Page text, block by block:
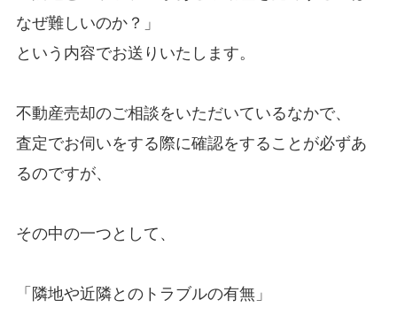
なぜ難しいのか？」
という内容でお送りいたします。
不動産売却のご相談をいただいているなかで、
査定でお伺いをする際に確認をすることが必ずあ
るのですが、
その中の一つとして、
「隣地や近隣とのトラブルの有無」